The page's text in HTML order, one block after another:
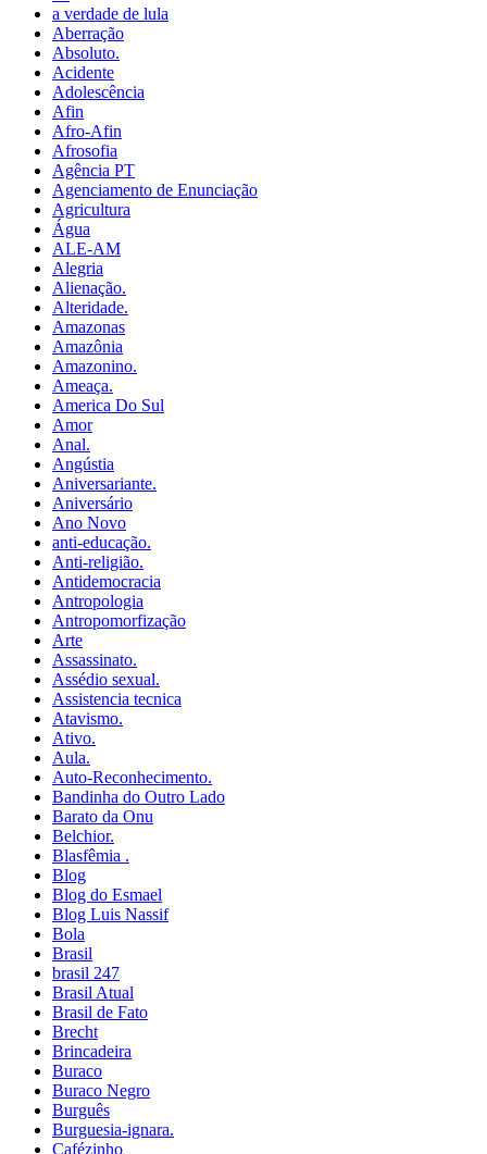
a verdade de lula
Aberração
Absoluto.
Acidente
Adolescência
Afin
Afro-Afin
Afrosofia
Agência PT
Agenciamento de Enunciação
Agricultura
Água
ALE-AM
Alegria
Alienação.
Alteridade.
Amazonas
Amazônia
Amazonino.
Ameaça.
America Do Sul
Amor
Anal.
Angústia
Aniversariante.
Aniversário
Ano Novo
anti-educação.
Anti-religião.
Antidemocracia
Antropologia
Antropomorfização
Arte
Assassinato.
Assédio sexual.
Assistencia tecnica
Atavismo.
Ativo.
Aula.
Auto-Reconhecimento.
Bandinha do Outro Lado
Barato da Onu
Belchior.
Blasfêmia .
Blog
Blog do Esmael
Blog Luis Nassif
Bola
Brasil
brasil 247
Brasil Atual
Brasil de Fato
Brecht
Brincadeira
Buraco
Buraco Negro
Burguês
Burguesia-ignara.
Cafézinho